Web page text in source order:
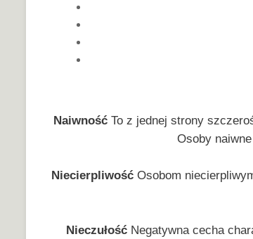
Naiwność To z jednej strony
Osoby
Niecierpliwość Osobom
NieczułośćNegatywna cecha